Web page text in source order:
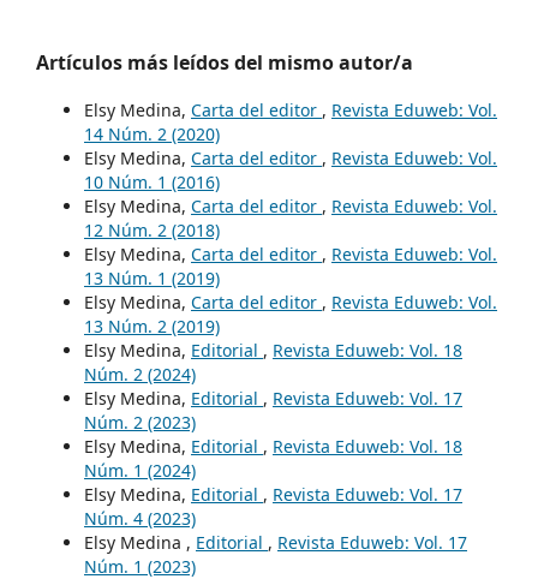
Artículos más leídos del mismo autor/a
Elsy Medina, Carta del editor , Revista Eduweb: Vol.
14 Núm. 2 (2020)
Elsy Medina, Carta del editor , Revista Eduweb: Vol.
10 Núm. 1 (2016)
Elsy Medina, Carta del editor , Revista Eduweb: Vol.
12 Núm. 2 (2018)
Elsy Medina, Carta del editor , Revista Eduweb: Vol.
13 Núm. 1 (2019)
Elsy Medina, Carta del editor , Revista Eduweb: Vol.
13 Núm. 2 (2019)
Elsy Medina, Editorial , Revista Eduweb: Vol. 18
Núm. 2 (2024)
Elsy Medina, Editorial , Revista Eduweb: Vol. 17
Núm. 2 (2023)
Elsy Medina, Editorial , Revista Eduweb: Vol. 18
Núm. 1 (2024)
Elsy Medina, Editorial , Revista Eduweb: Vol. 17
Núm. 4 (2023)
Elsy Medina , Editorial , Revista Eduweb: Vol. 17
Núm. 1 (2023)